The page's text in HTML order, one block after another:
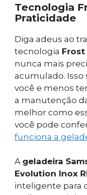
Tecnologia
Praticidade
Diga adeus ao
tecnologia Frost
nunca mais
acumulado. Isso
você e menos
a manutenção
melhor como
você pode
funciona a
A geladeira
Evolution Inox
inteligente para